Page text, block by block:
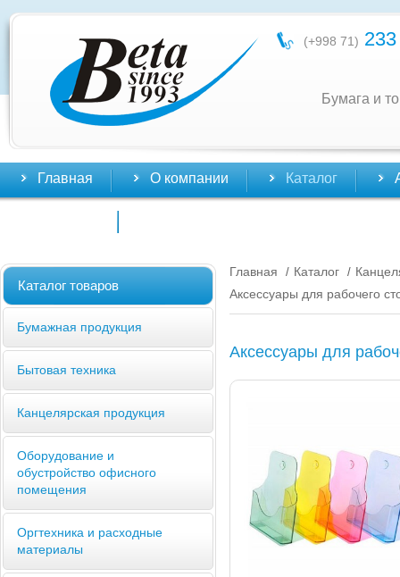
(+998 71)
Бумага и
Главная О компании Каталог
Каталог товаров
Бумажная продукция
Бытовая техника
Канцелярская продукция
Оборудование и
обустройство офисного
помещения
Оргтехника и расходные
материалы
Главная / Каталог /
Аксессуары для рабочего
Аксессуары для